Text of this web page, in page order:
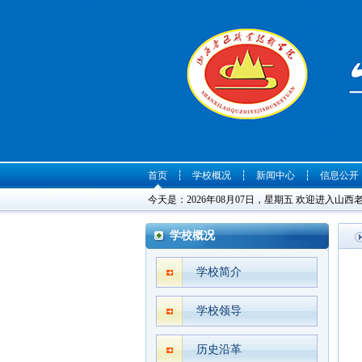
首页
今天是：2026年08月07日，星期五 欢迎进入山西
┆ 学校概况 ┆ 新闻中心 ┆ 信息公开
学校概况
学校简介
学校领导
历史沿革